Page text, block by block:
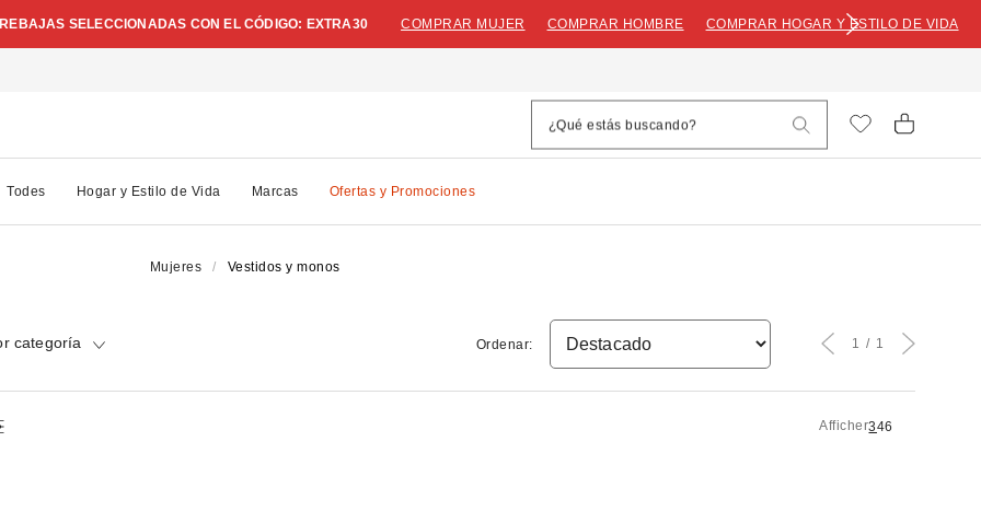
SELECCIONADAS CON EL CÓDIGO: EXTRA30 COMPRAR MUJER COMPRAR HOMBRE COMPRAR HOGAR Y ESTILO DE VIDA
Todes Hogar y Estilo de Vida Marcas Ofertas y Promociones
Mujeres Vestidos y monos
categoría
Afficher346
Ordenar: 1 1